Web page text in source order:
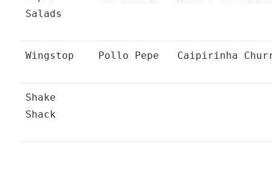
Salads
Wingstop Pollo Pepe Caipirinha
Shake
Shack